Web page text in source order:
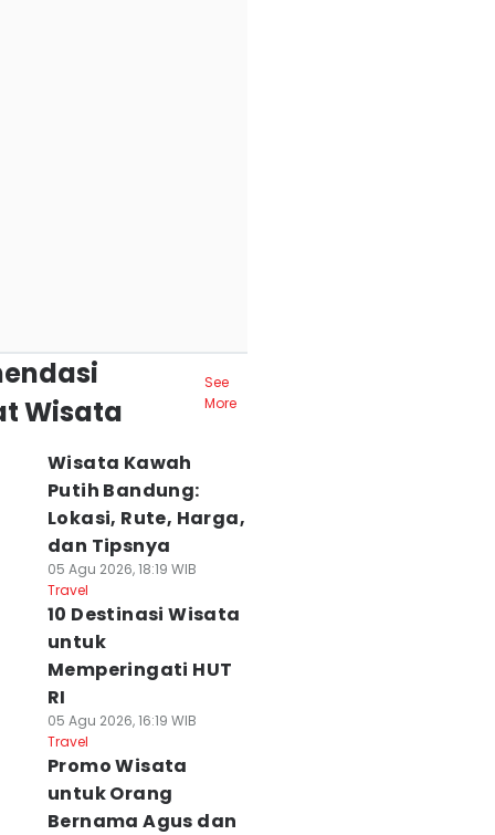
Wisata
See
More
Wisata Kawah
Putih Bandung:
Lokasi, Rute, Harga,
dan Tipsnya
05 Agu 2026, 18:19 WIB
Travel
10 Destinasi Wisata
untuk
Memperingati HUT
RI
05 Agu 2026, 16:19 WIB
Travel
Promo Wisata
untuk Orang
Bernama Agus dan